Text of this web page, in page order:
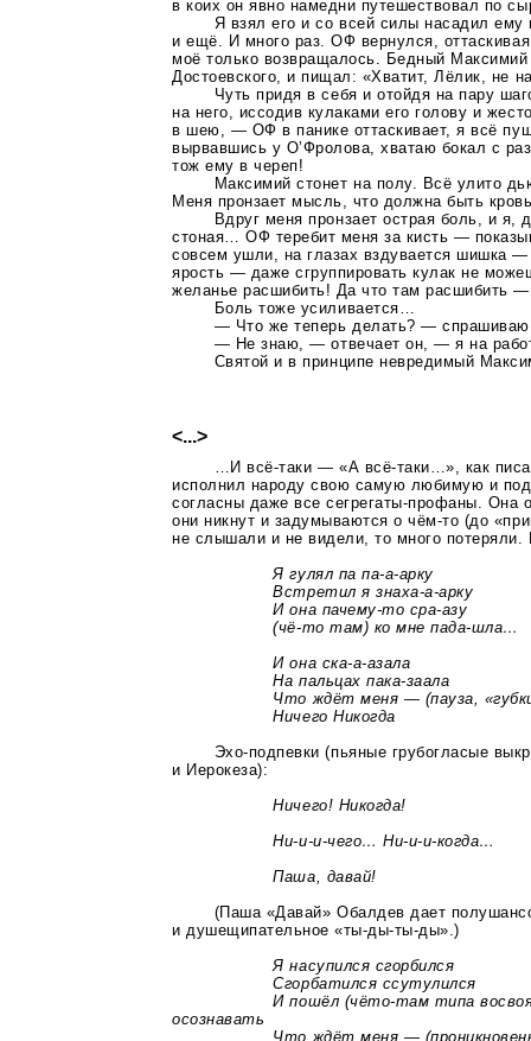
в коих он явно намедни путешествовал по
Я взял его и со всей силы насадил
и ещё. И много раз. ОФ вернулся,
моё только возвращалось. Бедный
Достоевского, и пищал: «Хватит, Лёлик, не
Чуть придя в себя и отойдя на пару
на него, иссодив кулаками его голову и
в шею, — ОФ в панике оттаскивает, я всё
вырвавшись у О’Фролова, хватаю бокал с
тож ему в череп!
Максимий стонет на полу. Всё улито
Меня пронзает мысль, что должна быть
Вдруг меня пронзает острая боль, и я,
стоная… ОФ теребит меня за кисть —
совсем ушли, на глазах вздувается шишка
ярость — даже сгруппировать кулак не
желанье расшибить! Да что там расшибить
Боль тоже усиливается…
— Что же теперь делать? —
— Не знаю, — отвечает он, — я на
Святой и в принципе невредимый
<...>
…Ивсё-таки — «А всё-таки…», как
исполнил народу свою самую любимую и
согласны даже всесегрегаты-профаны. Она
они никнут и задумываются очём-то (до
не слышали и не видели, то много
Я гулял па па-а-арку
Встретил я знаха-а-арку
И она пачему-то сра-азу
(чё-то там) ко мнепада-шла…
И она ска-а-азала
На пальцахпака-заала
Что ждёт меня — (пауза,
Ничего Никогда
Эхо-подпевки (пьяные грубогласые
и Иерокеза):
Ничего! Никогда!
Ни-и-и-чего… Ни-и-и-когда…
Паша, давай!
(Паша «Давай» Обалдев дает
и душещипательное «ты-ды-ты-ды».)
Я насупился сгорбился
Сгорбатился ссутулился
И пошёл (чёто-там типа
осознавать
Что ждёт меня —